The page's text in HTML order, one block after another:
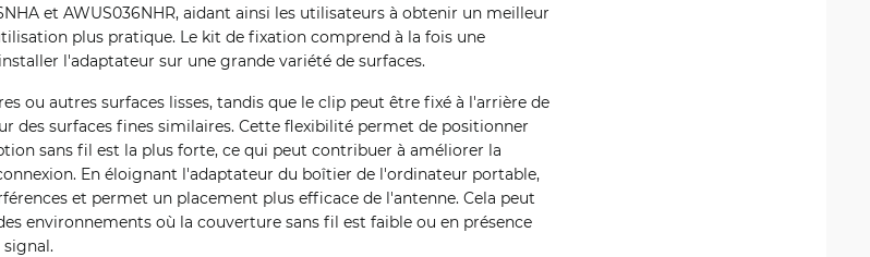
et AWUS036NHR, aidant ainsi les utilisateurs à obtenir un meilleur
plus pratique. Le kit de fixation comprend à la fois une
l'adaptateur sur une grande variété de surfaces.
ou autres surfaces lisses, tandis que le clip peut être fixé à l'arrière de
des surfaces fines similaires. Cette flexibilité permet de positionner
sans fil est la plus forte, ce qui peut contribuer à améliorer la
En éloignant l'adaptateur du boîtier de l'ordinateur portable,
et permet un placement plus efficace de l'antenne. Cela peut
environnements où la couverture sans fil est faible ou en présence